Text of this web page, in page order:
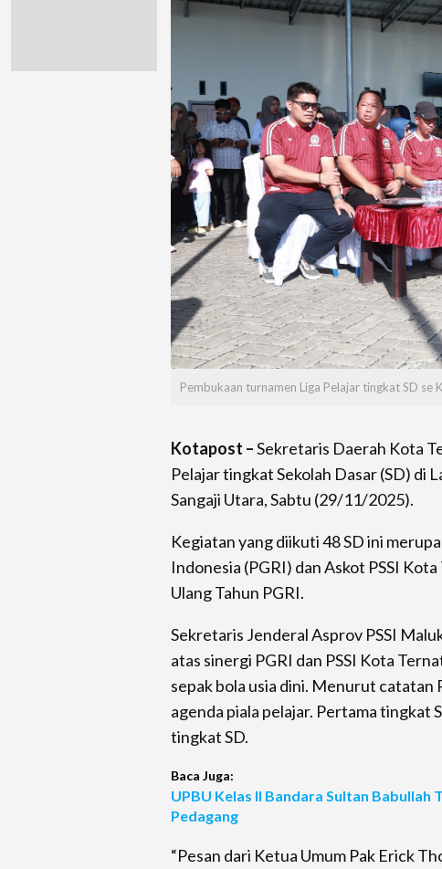
Pembukaan turnamen Liga Pelajar tingkat SD se
Kotapost –Sekretaris Daerah Kota
Pelajar tingkat Sekolah Dasar (SD) di
Sangaji Utara, Sabtu (29/11/2025).
Kegiatan yang diikuti 48 SD ini
Indonesia (PGRI) dan Askot PSSI
Ulang Tahun PGRI.
Sekretaris Jenderal Asprov PSSI
atas sinergi PGRI dan PSSI Kota
sepak bola usia dini. Menurut catatan
agenda piala pelajar. Pertama tingkat
tingkat SD.
Baca Juga:
UPBU Kelas II Bandara Sultan Babullah
Pedagang
“Pesan dari Ketua Umum Pak Erick